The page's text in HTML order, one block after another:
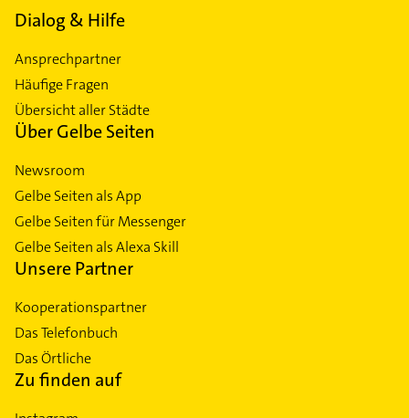
Dialog & Hilfe
Ansprechpartner
Häufige Fragen
Übersicht aller Städte
Über Gelbe Seiten
Newsroom
Gelbe Seiten als App
Gelbe Seiten für Messenger
Gelbe Seiten als Alexa Skill
Unsere Partner
Kooperationspartner
Das Telefonbuch
Das Örtliche
Zu finden auf